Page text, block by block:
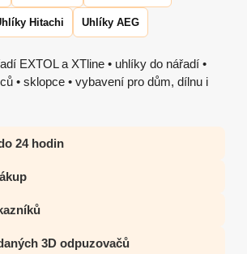
Hitachi Uhlíky AEG
EXTOL a XTline • uhlíky do nářadí •
• sklopce • vybavení pro dům, dílnu i
24 hodin
3D odpuzovačů